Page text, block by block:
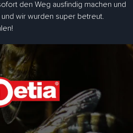
den Weg ausfindig machen und
wir wurden super betreut.